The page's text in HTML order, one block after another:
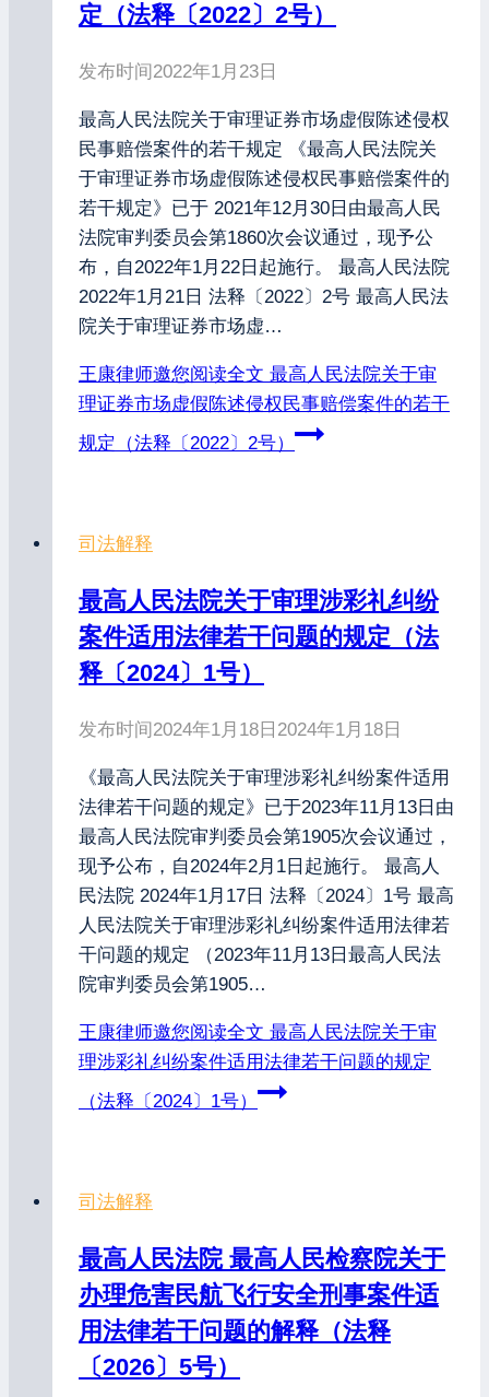
定（法释〔2022〕2号）
发布时间2022年1月23日
最高人民法院关于审理证券市场虚假陈述侵权
民事赔偿案件的若干规定 《最高人民法院关
于审理证券市场虚假陈述侵权民事赔偿案件的
若干规定》已于 2021年12月30日由最高人民
法院审判委员会第1860次会议通过，现予公
布，自2022年1月22日起施行。 最高人民法院
2022年1月21日 法释〔2022〕2号 最高人民法
院关于审理证券市场虚…
王康律师邀您阅读全文 最高人民法院关于审
理证券市场虚假陈述侵权民事赔偿案件的若干
规定（法释〔2022〕2号）
司法解释
最高人民法院关于审理涉彩礼纠纷
案件适用法律若干问题的规定（法
释〔2024〕1号）
发布时间2024年1月18日 2024年1月18日
《最高人民法院关于审理涉彩礼纠纷案件适用
法律若干问题的规定》已于2023年11月13日由
最高人民法院审判委员会第1905次会议通过，
现予公布，自2024年2月1日起施行。 最高人
民法院 2024年1月17日 法释〔2024〕1号 最高
人民法院关于审理涉彩礼纠纷案件适用法律若
干问题的规定 （2023年11月13日最高人民法
院审判委员会第1905…
王康律师邀您阅读全文 最高人民法院关于审
理涉彩礼纠纷案件适用法律若干问题的规定
（法释〔2024〕1号）
司法解释
最高人民法院 最高人民检察院关于
办理危害民航飞行安全刑事案件适
用法律若干问题的解释（法释
〔2026〕5号）